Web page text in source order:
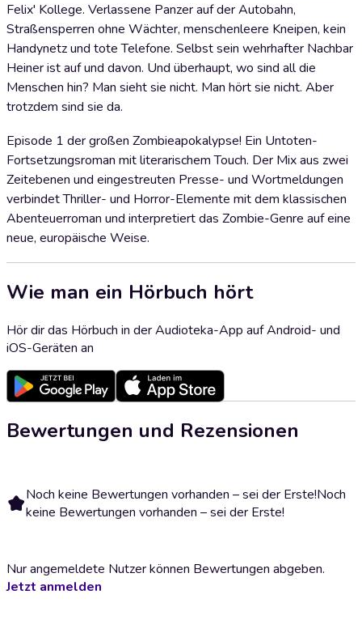
Felix' Kollege. Verlassene Panzer auf der Autobahn,
Straßensperren ohne Wächter, menschenleere Kneipen, kein
Handynetz und tote Telefone. Selbst sein wehrhafter Nachbar
Heiner ist auf und davon. Und überhaupt, wo sind all die
Menschen hin? Man sieht sie nicht. Man hört sie nicht. Aber
trotzdem sind sie da.
Episode 1 der großen Zombieapokalypse! Ein Untoten-
Fortsetzungsroman mit literarischem Touch. Der Mix aus zwei
Zeitebenen und eingestreuten Presse- und Wortmeldungen
verbindet Thriller- und Horror-Elemente mit dem klassischen
Abenteuerroman und interpretiert das Zombie-Genre auf eine
neue, europäische Weise.
Wie man ein Hörbuch hört
Hör dir das Hörbuch in der Audioteka-App auf Android- und
iOS-Geräten an
Bewertungen und Rezensionen
Noch keine Bewertungen vorhanden – sei der Erste!Noch
keine Bewertungen vorhanden – sei der Erste!
Nur angemeldete Nutzer können Bewertungen abgeben.
Jetzt anmelden